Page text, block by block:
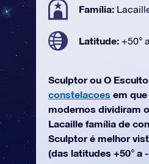
Família:
Latitude: +50°
Sculptor ou O
constelacoes em
modernos dividiram
Lacaille família de
Sculptor é melhor
(das latitudes +50° a -